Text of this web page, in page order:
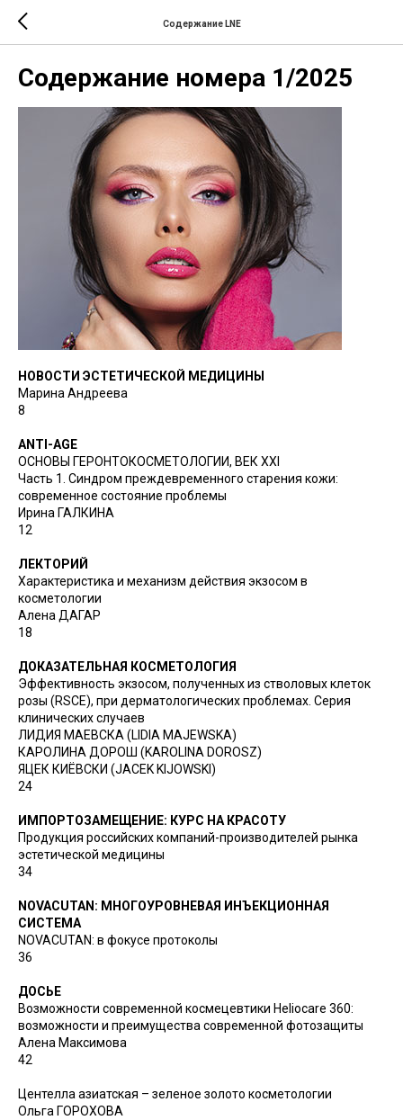
Содержание LNE
Содержание номера 1/2025
НОВОСТИ ЭСТЕТИЧЕСКОЙ МЕДИЦИНЫ
Марина Андреева
8
ANTI-AGE
ОСНОВЫ ГЕРОНТО­КОСМЕТОЛОГИИ, ВЕК XXI
Часть 1. Синдром преждевременного старения кожи:
современное состояние проблемы
Ирина ГАЛКИНА
12
ЛЕКТОРИЙ
Характеристика и механизм действия экзосом в
косметологии
Алена ДАГАР
18
ДОКАЗАТЕЛЬНАЯ КОСМЕТОЛОГИЯ
Эффективность экзосом, полученных из стволовых клеток
розы (RSCE), при дерматологических проблемах. Серия
клинических случаев
ЛИДИЯ МАЕВСКА (LIDIA MAJEWSKA)
КАРОЛИНА ДОРОШ (KAROLINA DOROSZ)
ЯЦЕК КИЁВСКИ (JACEK KIJOWSKI)
24
ИМПОРТОЗАМЕЩЕНИЕ: КУРС НА КРАСОТУ
Продукция российских компаний-производителей рынка
эстетической медицины
34
NOVACUTAN: МНОГОУРОВНЕВАЯ ИНЪЕКЦИОННАЯ
СИСТЕМА
NOVACUTAN: в фокусе протоколы
36
ДОСЬЕ
Возможности современной космецевтики Heliocare 360:
возможности и преимущества современной фотозащиты
Алена Максимова
42
Центелла азиатская – зеленое золото косметологии
Ольга ГОРОХОВА